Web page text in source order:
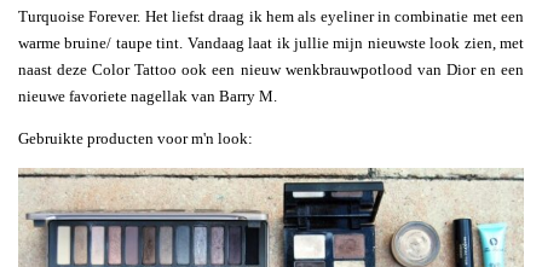
Turquoise Forever. Het liefst draag ik hem als eyeliner in combinatie met een
warme bruine/ taupe tint. Vandaag laat ik jullie mijn nieuwste look zien, met
naast deze Color Tattoo ook een nieuw wenkbrauwpotlood van Dior en een
nieuwe favoriete nagellak van Barry M.
Gebruikte producten voor m'n look: